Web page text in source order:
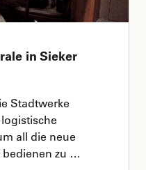
in Sieker
Stadtwerke
all die neue
bedienen zu …